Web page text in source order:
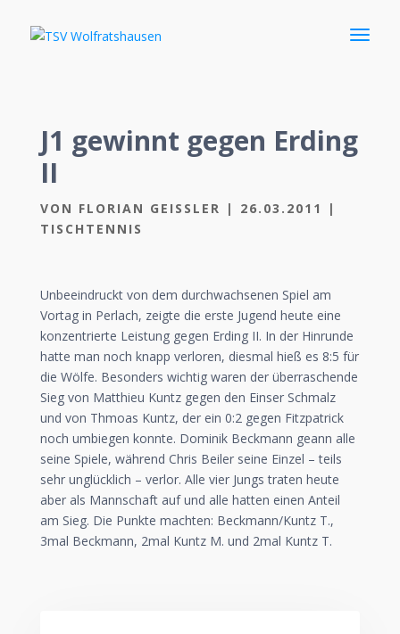
J1 gewinnt gegen Erding
II
VON FLORIAN GEISSLER | 26.03.2011
|
TISCHTENNIS
Unbeeindruckt von dem durchwachsenen Spiel am
Vortag in Perlach, zeigte die erste Jugend heute eine
konzentrierte Leistung gegen Erding II. In der Hinrunde
hatte man noch knapp verloren, diesmal hieß es 8:5 für
die Wölfe. Besonders wichtig waren der überraschende
Sieg von Matthieu Kuntz gegen den Einser Schmalz
und von Thmoas Kuntz, der ein 0:2 gegen Fitzpatrick
noch umbiegen konnte. Dominik Beckmann geann alle
seine Spiele, während Chris Beiler seine Einzel – teils
sehr unglücklich – verlor. Alle vier Jungs traten heute
aber als Mannschaft auf und alle hatten einen Anteil
am Sieg. Die Punkte machten: Beckmann/Kuntz T.,
3mal Beckmann, 2mal Kuntz M. und 2mal Kuntz T.